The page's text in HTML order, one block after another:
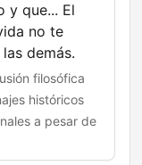
y que... El
no te
demás.
filosófica
históricos
a pesar de